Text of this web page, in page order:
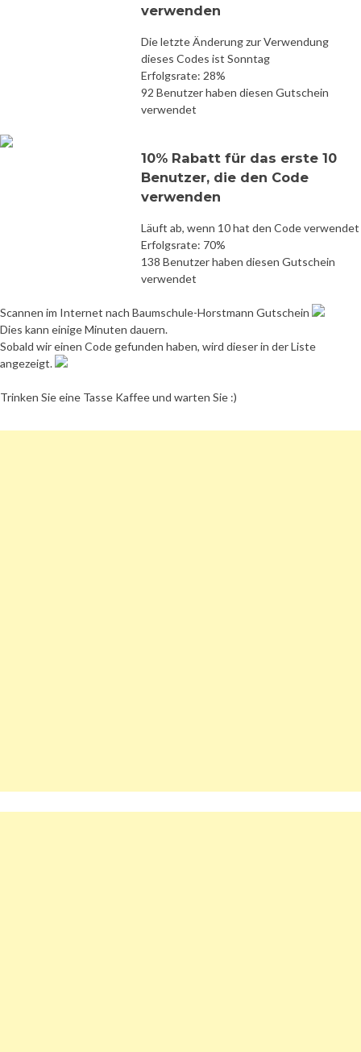
verwenden
Die letzte Änderung zur Verwendung
dieses Codes ist Sonntag
Erfolgsrate: 28%
92 Benutzer haben diesen Gutschein
verwendet
10% Rabatt für das erste 10
Benutzer, die den Code
verwenden
Läuft ab, wenn 10 hat den Code verwendet
Erfolgsrate: 70%
138 Benutzer haben diesen Gutschein
verwendet
Scannen im Internet nach Baumschule-Horstmann Gutschein
Dies kann einige Minuten dauern.
Sobald wir einen Code gefunden haben, wird dieser in der Liste
angezeigt.
Trinken Sie eine Tasse Kaffee und warten Sie :)